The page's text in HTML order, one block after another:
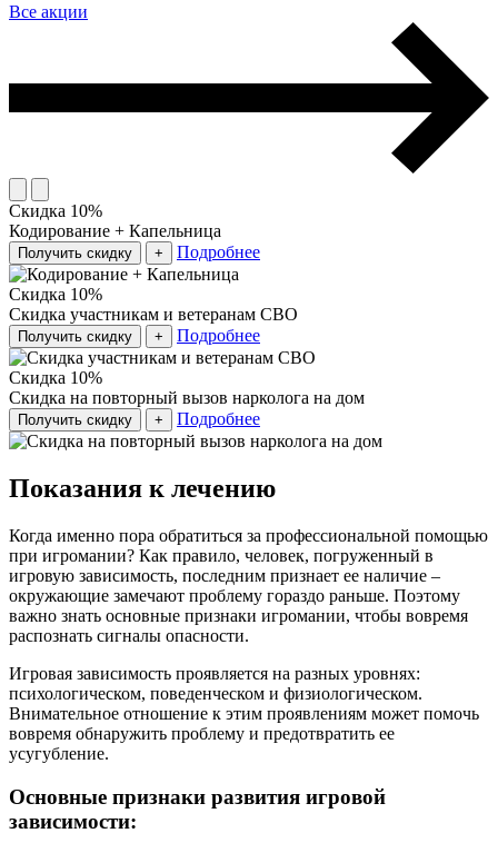
Все акции
Скидка 10%
Кодирование + Капельница
Получить скидку + Подробнее
Скидка 10%
Скидка участникам и ветеранам СВО
Получить скидку + Подробнее
Скидка 10%
Скидка на повторный вызов нарколога на дом
Получить скидку + Подробнее
Показания к лечению
Когда именно пора обратиться за профессиональной помощью
при игромании? Как правило, человек, погруженный в
игровую зависимость, последним признает ее наличие –
окружающие замечают проблему гораздо раньше. Поэтому
важно знать основные признаки игромании, чтобы вовремя
распознать сигналы опасности.
Игровая зависимость проявляется на разных уровнях:
психологическом, поведенческом и физиологическом.
Внимательное отношение к этим проявлениям может помочь
вовремя обнаружить проблему и предотвратить ее
усугубление.
Основные признаки развития игровой
зависимости: